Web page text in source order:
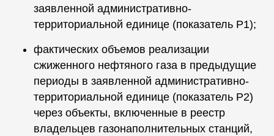
заявленной административно-
территориальной единице (показатель P1);
фактических объемов реализации
сжиженного нефтяного газа в предыдущие
периоды в заявленной административно-
территориальной единице (показатель P2)
через объекты, включенные в реестр
владельцев газонаполнительных станций,